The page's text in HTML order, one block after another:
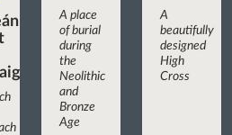
A place
of burial
during
the
Neolithic
and
Bronze
Age
A
beautifully
designed
High
Cross